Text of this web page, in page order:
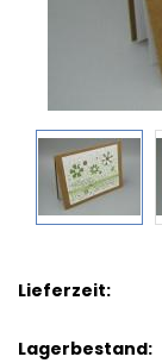
Lieferzeit:
Lagerbestand: